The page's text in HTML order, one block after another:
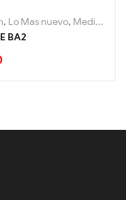
, Lo Mas nuevo, Mediana
BA2